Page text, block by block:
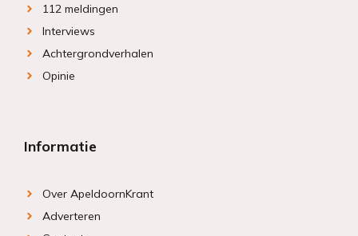
112 meldingen
Interviews
Achtergrondverhalen
Opinie
Informatie
Over ApeldoornKrant
Adverteren